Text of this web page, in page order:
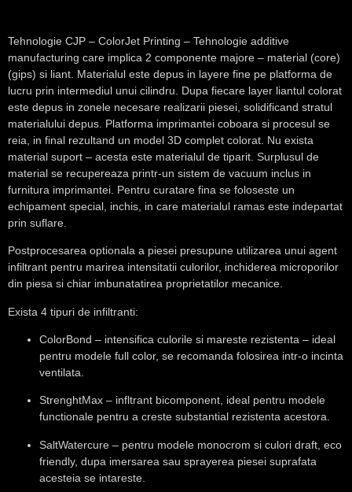
Tehnologie CJP – ColorJet Printing – Tehnologie additive
manufacturing care implica 2 componente majore – material (core)
(gips) si liant. Materialul este depus in layere fine pe platforma de
lucru prin intermediul unui cilindru. Dupa fiecare layer liantul colorat
este depus in zonele necesare realizarii piesei, solidificand stratul
materialului depus. Platforma imprimantei coboara si procesul se
reia, in final rezultand un model 3D complet colorat. Nu exista
material suport – acesta este materialul de tiparit. Surplusul de
material se recupereaza printr-un sistem de vacuum inclus in
furnitura imprimantei. Pentru curatare fina se foloseste un
echipament special, inchis, in care materialul ramas este indepartat
prin suflare.
Postprocesarea optionala a piesei presupune utilizarea unui agent
infiltrant pentru marirea intensitatii culorilor, inchiderea microporilor
din piesa si chiar imbunatatirea proprietatilor mecanice.
Exista 4 tipuri de infiltranti:
ColorBond – intensifica culorile si mareste rezistenta – ideal
pentru modele full color, se recomanda folosirea intr-o incinta
ventilata.
StrenghtMax – infltrant bicomponent, ideal pentru modele
functionale pentru a creste substantial rezistenta acestora.
SaltWatercure – pentru modele monocrom si culori draft, eco
friendly, dupa imersarea sau sprayerea piesei suprafata
acesteia se intareste.